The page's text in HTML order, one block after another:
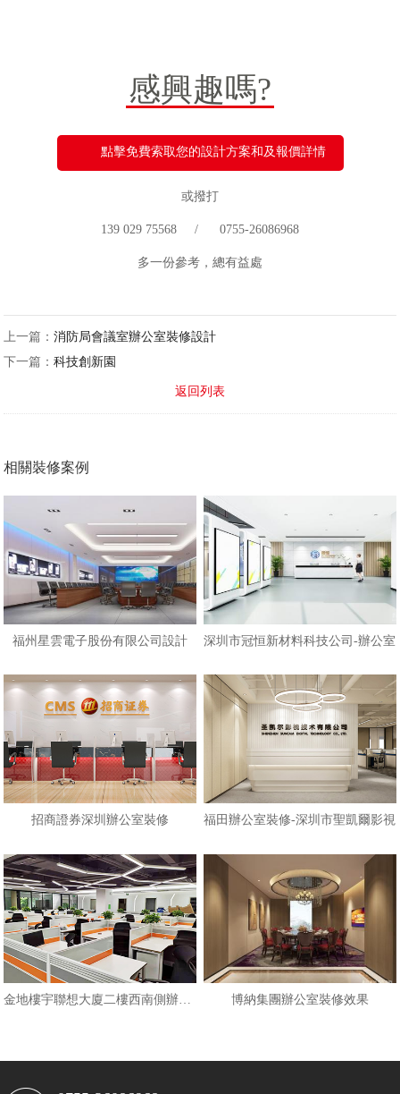
感興趣嗎?
點擊免費索取您的設計方案和及報價詳情
或撥打
139 029 75568 / 0755-26086968
多一份參考，總有益處
上一篇：消防局會議室辦公室裝修設計
下一篇：科技創新園
返回列表
相關裝修案例
福州星雲電子股份有限公司設計 深圳市冠恒新材料科技公司-辦公室
招商證券深圳辦公室裝修 福田辦公室裝修-深圳市聖凱爾影視
金地樓宇聯想大廈二樓西南側辦公區 博納集團辦公室裝修效果